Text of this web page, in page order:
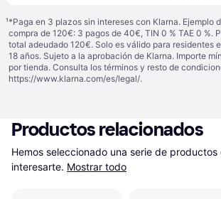
¹*Paga en 3 plazos sin intereses con Klarna. Ejemplo
compra de 120€: 3 pagos de 40€, TIN 0 % TAE 0 %.
total adeudado 120€. Solo es válido para residentes
18 años. Sujeto a la aprobación de Klarna. Importe
por tienda. Consulta los términos y resto de
https://www.klarna.com/es/legal/.
Productos relacionados
Hemos seleccionado una serie de
interesarte. Mostrar todo